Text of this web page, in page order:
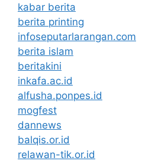
kabar berita
berita printing
infoseputarlarangan.com
berita islam
beritakini
inkafa.ac.id
alfusha.ponpes.id
mogfest
dannews
balqis.or.id
relawan-tik.or.id